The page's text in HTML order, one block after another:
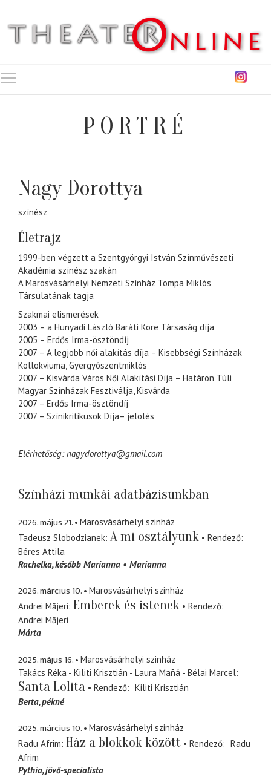
PORTRÉ
Nagy Dorottya
színész
Életrajz
1999-ben végzett a Szentgyörgyi István Színművészeti
Akadémia színész szakán
A Marosvásárhelyi Nemzeti Színház Tompa Miklós
Társulatának tagja
Szakmai elismerések
2003 – a Hunyadi László Baráti Köre Társaság díja
2005 – Erdős Irma-ösztöndíj
2007 – A legjobb női alakítás díja – Kisebbségi Színházak
Kollokviuma, Gyergyószentmiklós
2007 – Kisvárda Város Női Alakítási Díja – Határon Túli
Magyar Színházak Fesztiválja, Kisvárda
2007 – Erdős Irma-ösztöndíj
2007 – Színikritikusok Díja– jelölés
Elérhetőség: nagydorottya@gmail.com
Színházi munkái adatbázisunkban
2026. május 21.
Marosvásárhelyi szinház
Tadeusz Slobodzianek A mi osztályunk
Rendező
Béres Attila
Rachelka később Marianna Marianna
2026. március 10.
Marosvásárhelyi szinház
Andrei Măjeri Emberek és istenek
Rendező
Andrei Măjeri
Márta
2025. május 16.
Marosvásárhelyi szinház
Takács Réka - Kiliti Krisztián - Laura Mañá - Bélai Marcel
Santa Lolita Rendező
Kiliti Krisztián
Berta pékné
2025. március 10.
Marosvásárhelyi szinház
Radu Afrim Ház a blokkok között Rendező
Radu
Afrim
Pythia jövő-specialista